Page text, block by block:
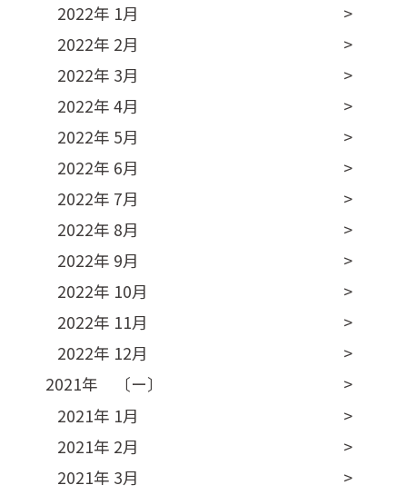
2022年 1月
2022年 2月
2022年 3月
2022年 4月
2022年 5月
2022年 6月
2022年 7月
2022年 8月
2022年 9月
2022年 10月
2022年 11月
2022年 12月
2021年 〔ー〕
2021年 1月
2021年 2月
2021年 3月